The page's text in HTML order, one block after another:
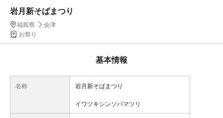
岩月新そばまつり
福島県
会津
お祭り
基本情報
名称 岩月新そばまつり
イワツキシンソバマツリ